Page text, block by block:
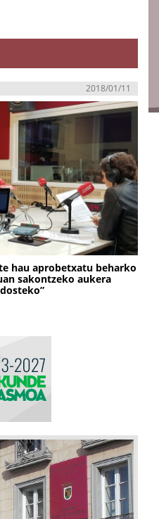
2018/01/11
hau aprobetxatu beharko
sakontzeko aukera